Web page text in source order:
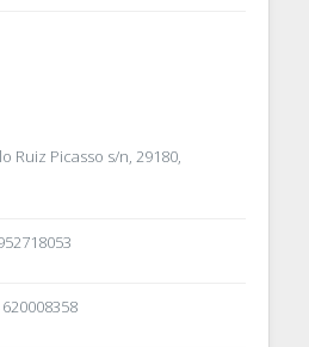
Ruiz Picasso s/n, 29180,